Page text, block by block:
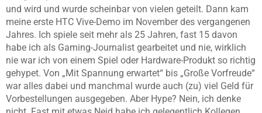
und wird und wurde scheinbar von vielen geteilt. Dann kam
meine erste HTC Vive-Demo im November des vergangenen
Jahres. Ich spiele seit mehr als 25 Jahren, fast 15 davon
habe ich als Gaming-Journalist gearbeitet und nie, wirklich
nie war ich von einem Spiel oder Hardware-Produkt so richtig
gehypet. Von „Mit Spannung erwartet“ bis „Große Vorfreude“
war alles dabei und manchmal wurde auch (zu) viel Geld für
Vorbestellungen ausgegeben. Aber Hype? Nein, ich denke